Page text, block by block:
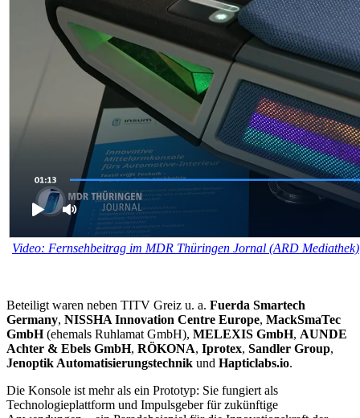
Video: Fernsehbeitrag im MDR Thüringen Jornal (ARD Mediathek)
Beteiligt waren neben TITV Greiz u. a. Fuerda Smartech
Germany, NISSHA Innovation Centre Europe, MackSmaTec
GmbH(ehemals Ruhlamat GmbH), MELEXIS GmbH, AUNDE
Achter & Ebels GmbH, RÖKONA, Iprotex, Sandler Group,
Jenoptik Automatisierungstechnik und Hapticlabs.io.
Die Konsole ist mehr als ein Prototyp: Sie fungiert als
Technologieplattform und Impulsgeber für zukünftige